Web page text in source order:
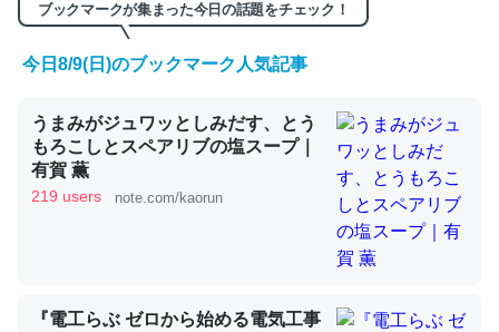
くらい。小説でいう「ずっと前の伏線」は回収されないけ
ど、短期記憶というには多い分量。進化すればするほど分
かりやすく強くなりそう
─GPTの仕組みと限界についての考察（１） - conceptualization
ブックマークが集まった今日の話題をチェック！
今日8/9(日)のブックマーク人気記事
うまみがジュワッとしみだす、とう
もろこしとスペアリブの塩スープ｜
有賀 薫
219 users note.com/kaorun
『電工らぶ ゼロから始める電気工事